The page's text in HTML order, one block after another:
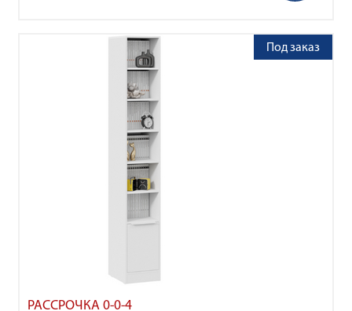
РАССРОЧКА 0-0-4
Под заказ